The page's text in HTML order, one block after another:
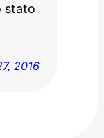
stato
2016